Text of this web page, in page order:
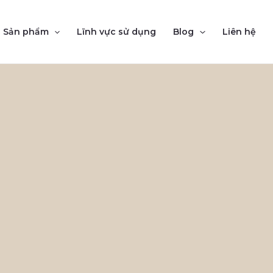
Sản phẩm Lĩnh vực sử dụng Blog Liên hệ